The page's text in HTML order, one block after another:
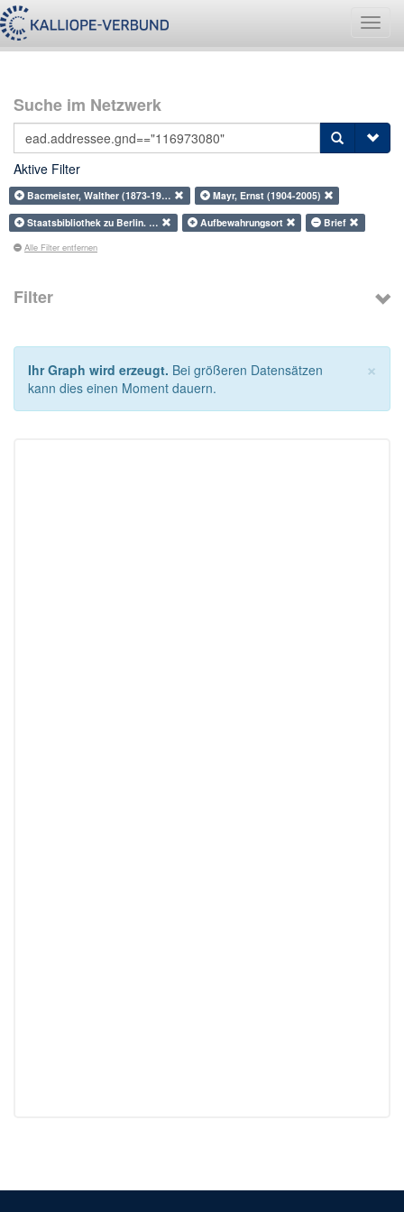
Suche im Netzwerk
Aktive Filter
Bacmeister, Walther (1873-19…
Mayr, Ernst (1904-2005)
Staatsbibliothek zu Berlin. …
Aufbewahrungsort Brief
Alle Filter entfernen
Filter
×
Ihr Graph wird erzeugt. Bei größeren Datensätzen
kann dies einen Moment dauern.